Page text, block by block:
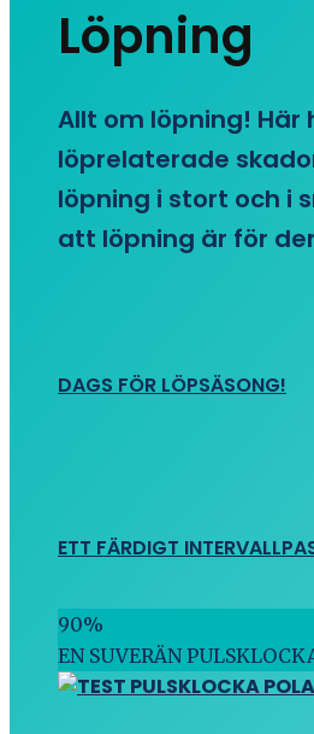
Löpning
Allt om löpning!
löprelaterade
löpning i stort och i
att löpning är för
DAGS FÖR LÖPSÄSONG!
ETT FÄRDIGT
90%
EN SUVERÄN